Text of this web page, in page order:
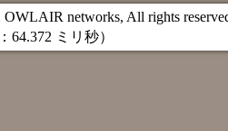
OWLAIR networks, All rights
64.372 ミリ秒）